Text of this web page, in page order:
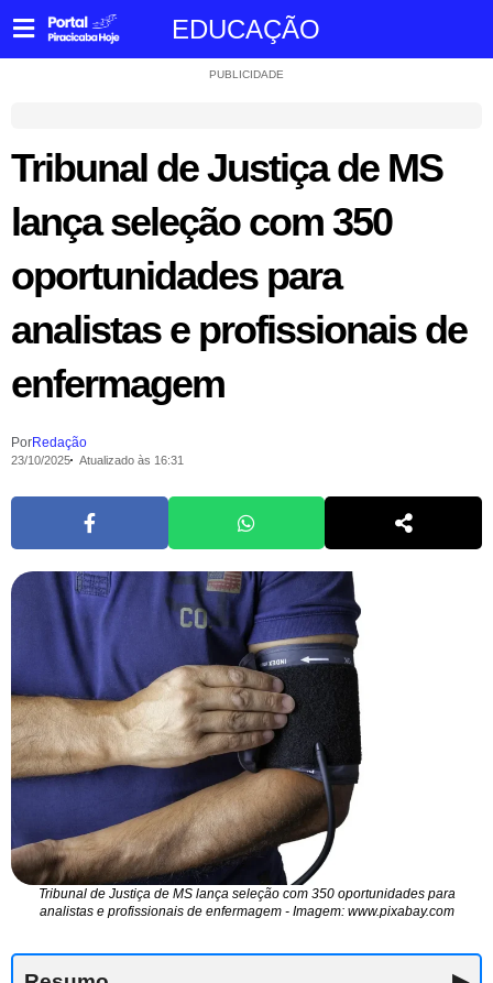
EDUCAÇÃO
PUBLICIDADE
Tribunal de Justiça de MS
lança seleção com 350
oportunidades para
analistas e profissionais de
enfermagem
PorRedação
23/10/2025 Atualizado às 16:31
Tribunal de Justiça de MS lança seleção com 350 oportunidades para
analistas e profissionais de enfermagem - Imagem: www.pixabay.com